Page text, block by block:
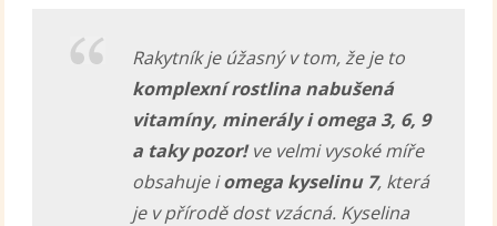
Rakytník je úžasný v tom, že je to
komplexní rostlina nabušená
vitamíny, minerály i omega 3, 6, 9
a taky pozor!ve velmi vysoké míře
obsahuje iomega kyselinu 7, která
je v přírodě dost vzácná. Kyselina